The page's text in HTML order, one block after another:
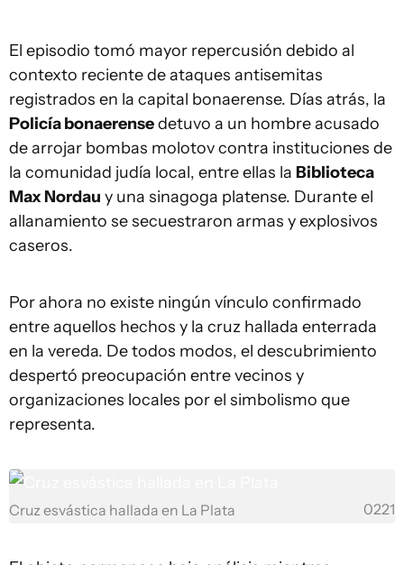
El episodio tomó mayor repercusión debido al
contexto reciente de ataques antisemitas
registrados en la capital bonaerense. Días atrás, la
Policía bonaerensedetuvo a un hombre acusado
de arrojar bombas molotov contra instituciones de
la comunidad judía local, entre ellas la Biblioteca
Max Nordau y una sinagoga platense. Durante el
allanamiento se secuestraron armas y explosivos
caseros.
Por ahora no existe ningún vínculo confirmado
entre aquellos hechos y la cruz hallada enterrada
en la vereda. De todos modos, el descubrimiento
despertó preocupación entre vecinos y
organizaciones locales por el simbolismo que
representa.
Cruz esvástica hallada en La Plata 0221